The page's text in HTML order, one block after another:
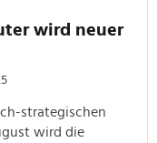
wird neuer
strategischen
wird die